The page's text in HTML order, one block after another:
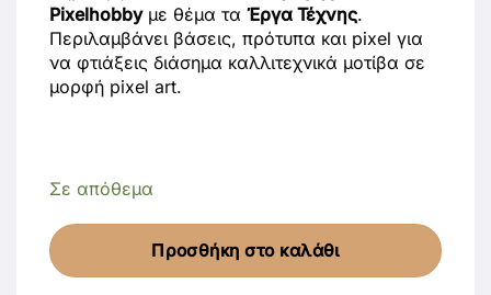
Pixelhobbyμε θέμα τα Έργα Τέχνης.
Περιλαμβάνει βάσεις, πρότυπα και pixel για
να φτιάξεις διάσημα καλλιτεχνικά μοτίβα σε
μορφή pixel art.
Σε απόθεμα
Προσθήκη στο καλάθι